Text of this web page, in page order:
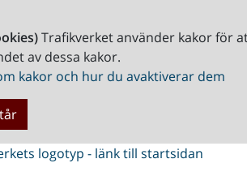
Trafikverket använder kakor för
av dessa kakor.
kakor och hur du avaktiverar dem